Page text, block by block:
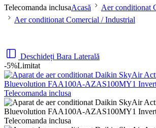
Telecomanda inclusaAcasă
Aer conditionat
Aer conditionat Comercial / Industrial
Deschideți Bara Laterală
-5%Limitat